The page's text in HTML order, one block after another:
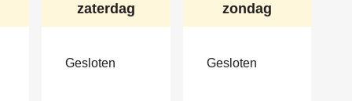
zaterdag
Gesloten
zondag
Gesloten